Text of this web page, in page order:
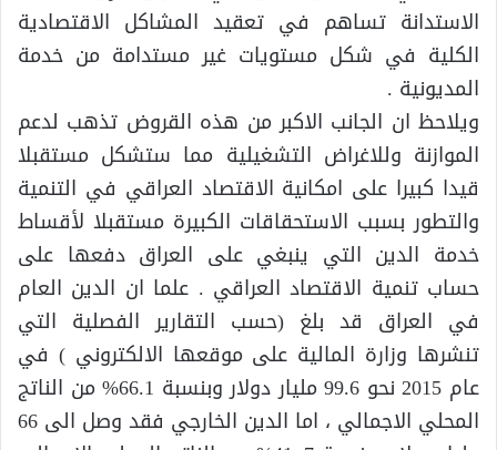
الاستدانة تساهم في تعقيد المشاكل الاقتصادية
الكلية في شكل مستويات غير مستدامة من خدمة
المديونية .
ويلاحظ ان الجانب الاكبر من هذه القروض تذهب لدعم
الموازنة وللاغراض التشغيلية مما ستشكل مستقبلا
قيدا كبيرا على امكانية الاقتصاد العراقي في التنمية
والتطور بسبب الاستحقاقات الكبيرة مستقبلا لأقساط
خدمة الدين التي ينبغي على العراق دفعها على
حساب تنمية الاقتصاد العراقي . علما ان الدين العام
في العراق قد بلغ (حسب التقارير الفصلية التي
تنشرها وزارة المالية على موقعها الالكتروني ) في
عام 2015 نحو 99.6 مليار دولار وبنسبة 66.1% من الناتج
المحلي الاجمالي ، اما الدين الخارجي فقد وصل الى 66